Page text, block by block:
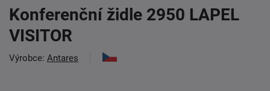
Konferenční židle 2950 LAPEL
VISITOR
Výrobce: Antares